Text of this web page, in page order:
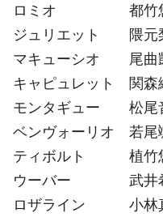
ロミオ 都竹
ジュリエット 隈元
マキューシオ 尾曲
キャピュレット 関森
モンタギュー 松尾
ベンヴォーリオ 若尾
ティボルト 植竹
ウーバー 武井
ロザライン 小林